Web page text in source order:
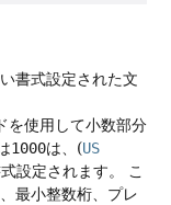
書式設定された文
を使用して小数部分
1000は、(US
設定されます。
こ
最小整数桁、プレ